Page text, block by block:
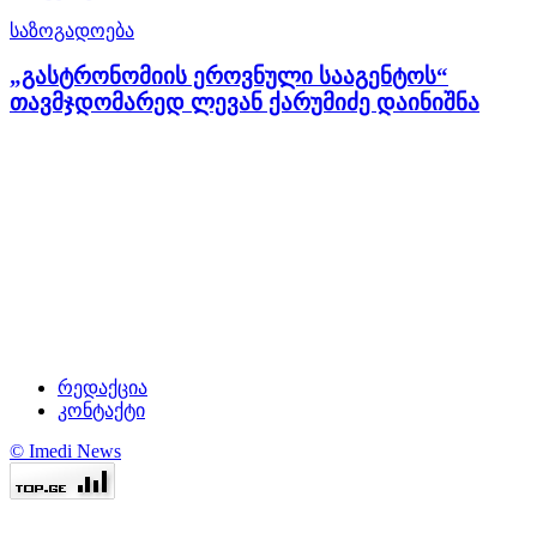
საზოგადოება
„გასტრონომიის ეროვნული სააგენტოს“
თავმჯდომარედ ლევან ქარუმიძე დაინიშნა
რედაქცია
კონტაქტი
© Imedi News